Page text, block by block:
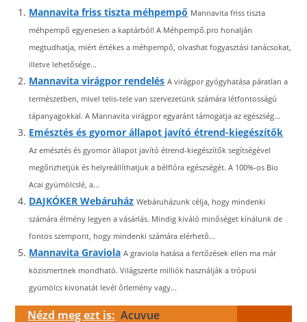
Mannavita friss tiszta méhpempő Mannavita friss tiszta
méhpempő egyenesen a kaptárból! A Méhpempő.pro honalján
megtudhatja, miért értékes a méhpempő, olvashat fogyasztási tanácsokat,
illetve lehetősége...
Mannavita virágpor rendelés A virágpor gyógyhatása páratlan a
természetben, mivel telis-tele van szervezetünk számára létfontosságú
tápanyagokkal. A Mannavita virágpor egyaránt támogatja az egészség...
Emésztés és gyomor állapot javító étrend-kiegészítők
Az emésztés és gyomor állapot javító étrend-kiegészítők segítségével
megőrizhetjük és helyreállíthatjuk a bélflóra egészségét. A 100%-os Bio
Acai gyümölcslé, a...
DAJKÓKER Webáruház Webáruházunk célja, hogy mindenki
számára élmény legyen a vásárlás. Mindig kiváló minőséget kínálunk de
fontos szempont, hogy mindenki számára elérhető...
Mannavita Graviola A graviola hatása a fertőzések ellen ma már
közismertnek mondható. Világszerte milliók használják a trópusi
gyümölcs kivonatát levél őrlemény vagy...
Nézd meg ezt is: Acuvue